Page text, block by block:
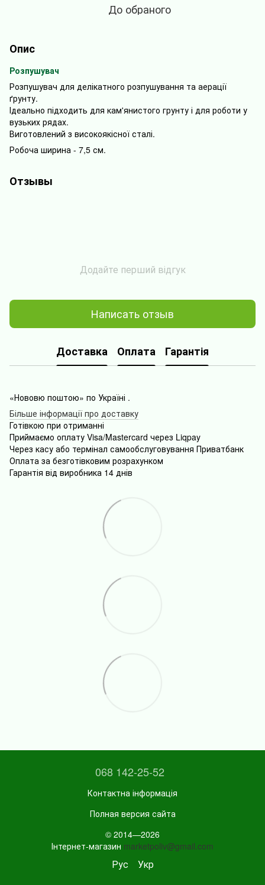
До обраного
Опис
Розпушувач
Розпушувач для делікатного розпушування та аерації
ґрунту.
Ідеально підходить для кам'янистого грунту і для роботи у
вузьких рядах.
Виготовлений з високоякісної сталі.
Робоча ширина - 7,5 см.
Отзывы
Додайте перший відгук
Написать отзыв
Доставка Оплата Гарантія
«Нововю поштою» по Україні .
Більше інформації про доставку
Готівкою при отриманні
Приймаємо оплату Visa/Mastercard через Liqpay
Через касу або термінал самообслуговування Приватбанк
Оплата за безготівковим розрахунком
Гарантія від виробника 14 днів
068 142-25-52
Контактна інформація
Полная версия сайта
© 2014—2026
Інтернет-магазин marketpoliv@gmail.com
Рус Укр